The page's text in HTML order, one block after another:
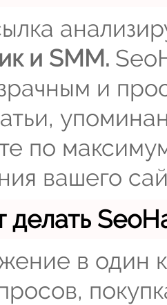
и SMM.
и
по
вашего
делать
в один